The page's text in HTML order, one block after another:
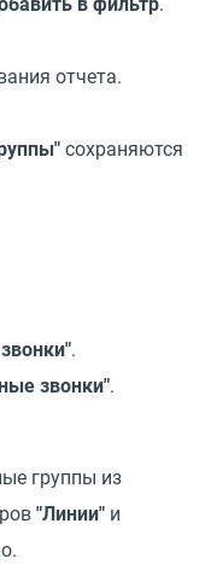
в фильтр.
отчета.
сохраняются
.
звонки".
группы из
"Линии" и